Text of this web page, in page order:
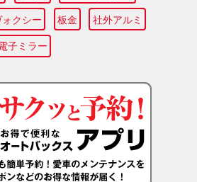
ォクシー 板金 社外アルミ
子ミラー